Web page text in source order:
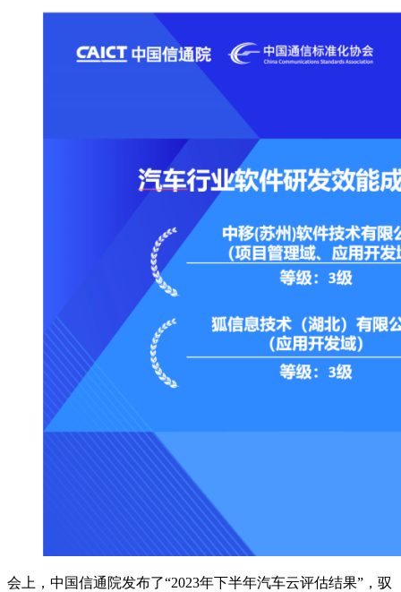
会上，中国信通院发布了“2023年下半年汽车云评估结果”，驭